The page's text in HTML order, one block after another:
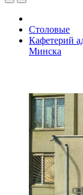
Столовые
Кафетерий
Минска